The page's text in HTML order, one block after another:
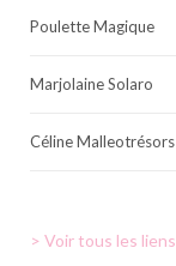
Poulette Magique
Marjolaine Solaro
Céline Malleotrésors
> Voir tous les liens